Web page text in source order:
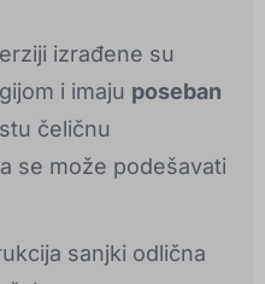
izrađene su
i imaju poseban
čeličnu
se može podešavati
sanjki odlična